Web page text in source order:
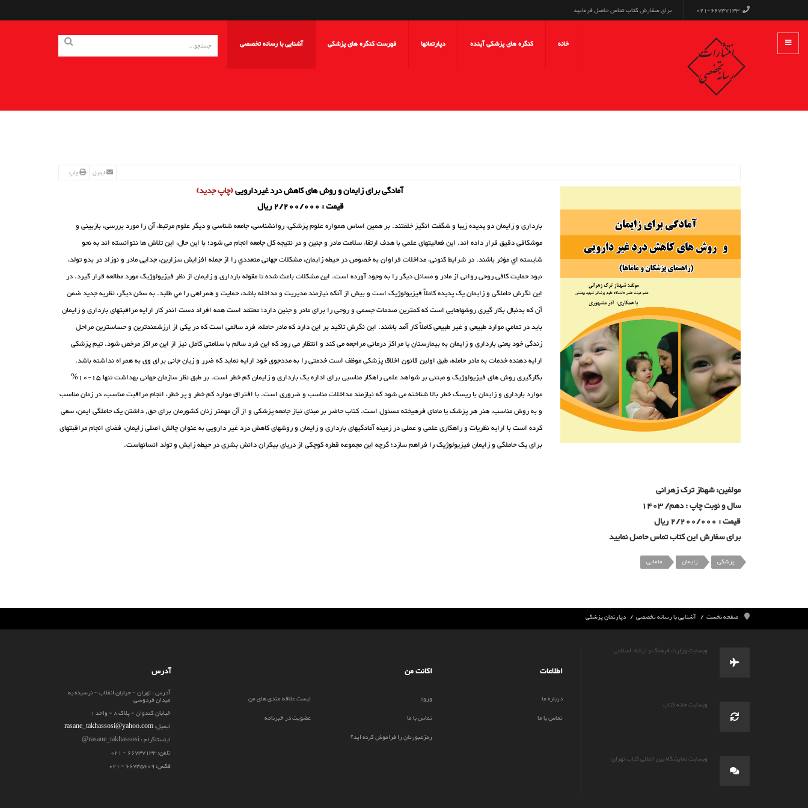
021-66737133 برای سفارش کتاب تماس حاصل فرمایید
خانه کنگره های پزشکی آینده دپارتمانها فهرست کنگره های پزشکی آشنایی با رسانه تخصصی
چاپ ایمیل
آمادگی برای زایمان و روش های کاهش درد غیردارویی(چاپ جدید)
قیمت : 2/200/000 ریال
بارداری و زایمان دو پدیده زیبا و شگفت انگیز خلقتند. بر همین اساس همواره علوم پزشکی، روانشناسی، جامعه شناسی و دیگر علوم مرتبط، آن را مورد بررسی، بازبینی و
موشکافی دقیق قرار داده اند. این فعالیتهای علمی با هدف ارتقاء سلامت مادر و جنین و در نتیجه کل جامعه انجام می شود؛ با این حال، این تلاش ها نتوانسته اند به نحو
شایسته اي مؤثر باشند. در شرایط کنونی، مداخلات فراوان به خصوص در حیطه زایمان، مشکلات جهانی متعددي را از جمله افزایش سزارین، جدایی مادر و نوزاد در بدو تولد،
نبود حمایت کافی روحی روانی از مادر و مسائل دیگر را به وجود آورده است. این مشکلات باعث شده تا مقوله بارداری و زایمان از نظر فیزیولوژیک مورد مطالعه قرار گیرد. در
این نگرش حاملگی و زایمان یک پدیده کاملاً فیزیولوژیک است و بیش از آنکه نیازمند مدیریت و مداخله باشد، حمایت و همراهی را مي طلبد. به سخن دیگر، نظریه جدید ضمن
آن که بدنبال بکار گیری روشهاهایی است که کمترین صدمات جسمی و روحی را برای مادر و جنین دارد؛ معتقد است همه افراد دست اندر کار ارایه مراقبتهای بارداری و زایمان
باید در تمامي موارد طبیعی و غیر طبیعی کاملاً کار آمد باشند. این نگرش تاکید بر این دارد که مادر حامله، فرد سالمی است که در یکی از ارزشمندترین و حساسترین مراحل
زندگی خود یعنی بارداری و زایمان به بیمارستان یا مراکز درمانی مراجعه می کند و انتظار می رود که این فرد سالم با سلامتی کامل نیز از این مراکز مرخص شود. تیم پزشکی
ارایه دهنده خدمات به مادر حامله، طبق اولین قانون اخلاق پزشکی موظف است خدمتی را به مددجوی خود ارایه نماید که ضرر و زیان جانی برای وی به همراه نداشته باشد.
بکارگیری روش های فیزیولوژیک و مبتنی بر شواهد علمی راهکار مناسبی برای اداره یک بارداری و زایمان کم خطر است. بر طبق نظر سازمان جهانی بهداشت تنها 15-10%
موارد بارداری و زایمان با ریسک خطر بالا شناخته می شود که نیازمند مداخلات مناسب و ضروری است. با افتراق موارد کم خطر و پر خطر، انجام مراقبت مناسب، در زمان مناسب
و به روش مناسب، هنر هر پزشک یا مامای فرهیخته مسئول است. کتاب حاضر بر مبنای نیاز جامعه پزشکی و از آن مهمتر زنان کشورمان برای حق, داشتن یک حاملگی ایمن، سعی
کرده است با ارایه نظریات و راهکاری علمی و عملی در زمینه آمادگیهای بارداری و زایمان و روشهای کاهش درد غیر دارویی به عنوان چالش اصلی زایمان، فضای انجام مراقبتهای
برای یک حاملگی و زایمان فیزیولوژیک را فراهم سازد؛ گرچه این مجموعه قطره کوچکی از دریای بیکران دانش بشری در حیطه زایش و تولد انسانهاست.
مولفین: شهناز ترک زهرانی
سال و نوبت چاپ : دهم/ 1403
قیمت : 2/200/000 ریال
برای سفارش این کتاب تماس حاصل نمایید
پزشکی زایمان مامایی
صفحه نخست آشنایی با رسانه تخصصی دپارتمان پزشکی
وبسایت وزارت فرهنگ و ارشاد اسلامی
وبسایت خانه کتاب
وبسایت نمایشگاه بین المللی کتاب تهران
اطلاعات
درباره ما
تماس با ما
اکانت من
ورود
لیست علاقه مندی های من
تماس با ما
عضویت در خبرنامه
رمزعبورتان را فراموش کرده اید؟
آدرس
آدرس : تهران - خیابان انقلاب - نرسیده به
میدان فردوسی
خیابان کندوان - پلاک 8 - واحد 1
ایمیل:rasane_takhassosi@yahoo.com
اینستاگرام : rasane_takhassosi@
تلفن: 66737133 - 021
فکس: 66735609 - 021